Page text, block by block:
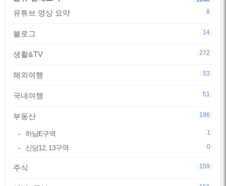
유튜브 영상 요약 8
블로그 14
생활&TV 272
해외여행 53
국내여행 51
부동산 196
하남E구역 1
신당12, 13구역 0
주식 159